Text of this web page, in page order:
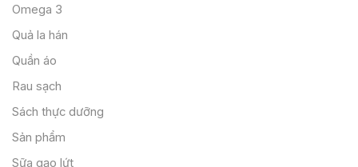
Omega 3
Quả la hán
Quần áo
Rau sạch
Sách thực dưỡng
Sản phẩm
Sữa gạo lứt